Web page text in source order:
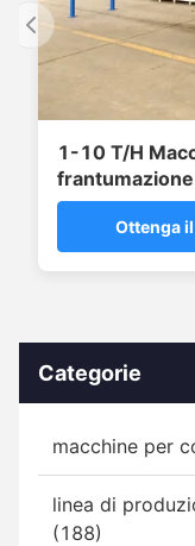
1-10 T/H
grandi
Ottenga
Categorie
macchine per
linea di
(188)